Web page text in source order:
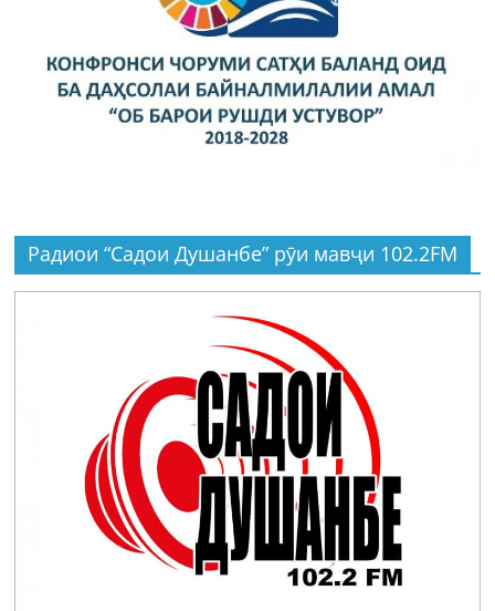
Радиои “Садои Душанбе” рӯи мавҷи 102.2FM